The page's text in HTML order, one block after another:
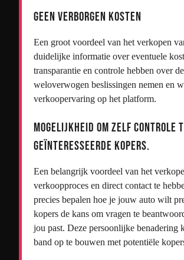
Geen verborgen kosten
Een groot voordeel van het verkopen
duidelijke informatie over eventuele
transparantie en controle hebben over
weloverwogen beslissingen nemen en
verkoopervaring op het platform.
Mogelijkheid om zelf controle
geïnteresseerde kopers.
Een belangrijk voordeel van het
verkoopproces en direct contact te
precies bepalen hoe je jouw auto wilt
kopers de kans om vragen te
jou past. Deze persoonlijke benadering
band op te bouwen met potentiële